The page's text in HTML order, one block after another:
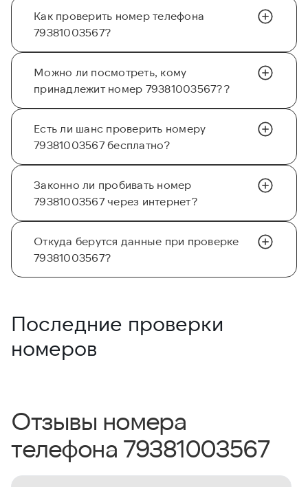
Как проверить номер телефона
79381003567?
Можно ли посмотреть, кому
принадлежит номер 79381003567??
Есть ли шанс проверить номеру
79381003567 бесплатно?
Законно ли пробивать номер
79381003567 через интернет?
Откуда берутся данные при проверке
79381003567?
Последние проверки
номеров
Отзывы номера
телефона 79381003567